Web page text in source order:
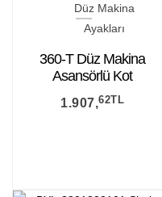
Düz Makina
Ayakları
360-T Düz Makina
Asansörlü Kot
Çima Ayak
1.907,62TL